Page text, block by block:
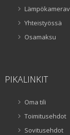
Yhteistyössä
Osamaksu
PIKALINKIT
Oma tili
Toimitusehdot
Sovitusehdot